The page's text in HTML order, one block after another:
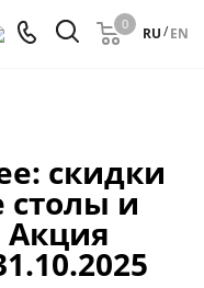
0
RU/EN
скидки
столы и
Акция